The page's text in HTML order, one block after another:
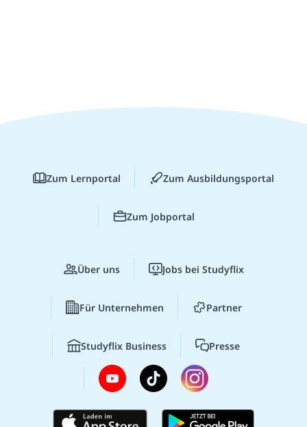
Zum Lernportal Zum Ausbildungsportal
Zum Jobportal
Über uns Jobs bei Studyflix
Für Unternehmen Partner
Studyflix Business Presse